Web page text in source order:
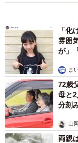
「
雰囲
が」
ま
72歳
母と
分刻
山
両親